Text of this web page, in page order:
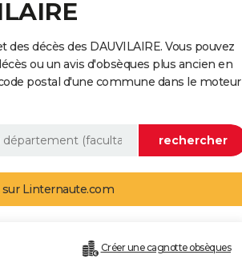
décès des DAUVILAIRE. Vous pouvez
ou un avis d'obsèques plus ancien en
postal d'une commune dans le moteur
sur Linternaute.com
Créer une cagnotte obsèques